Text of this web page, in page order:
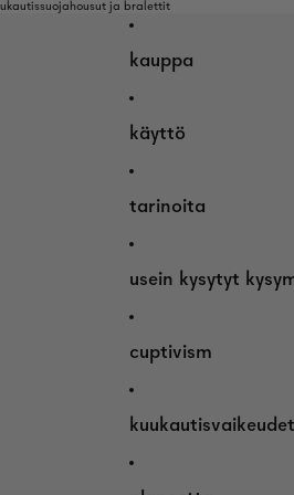
ja bralettit
kauppa
käyttö
tarinoita
usein kysytyt
cuptivism
kuukautisvaikeudet